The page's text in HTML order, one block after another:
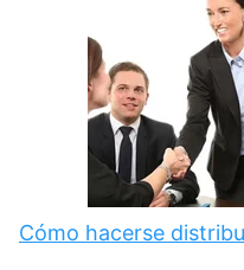
Cómo hacerse